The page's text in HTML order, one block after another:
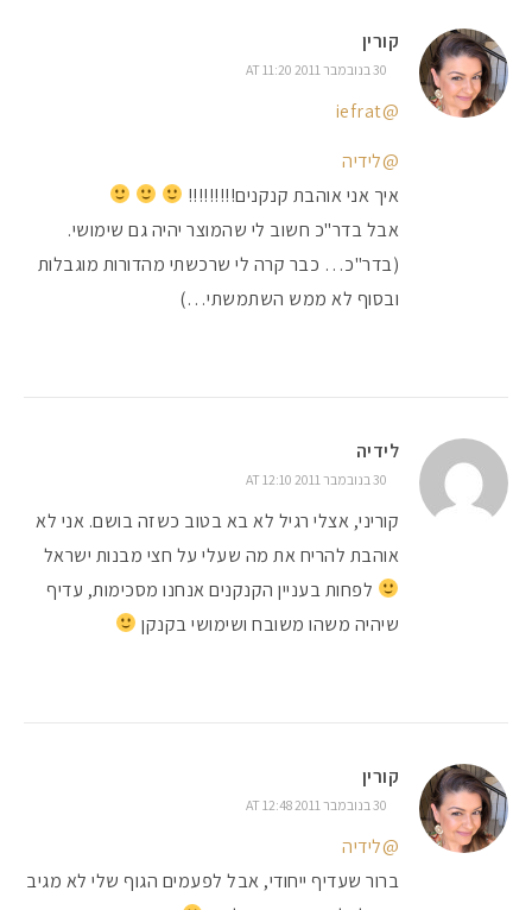
קורין
30 בנובמבר 2011 AT 11:20
@iefrat
@לידיה
איך אני אוהבת קנקנים!!!!!!!!!
אבל בדר"כ חשוב לי שהמוצר יהיה גם שימושי.
(בדר"כ… כבר קרה לי שרכשתי מהדורות מוגבלות
ובסוף לא ממש השתמשתי…)
לידיה
30 בנובמבר 2011 AT 12:10
קוריני, אצלי רגיל לא בא בטוב כשזה בושם. אני לא
אוהבת להריח את מה שעלי על חצי מבנות ישראל
לפחות בעניין הקנקנים אנחנו מסכימות, עדיף
שיהיה משהו משובח ושימושי בקנקן
קורין
30 בנובמבר 2011 AT 12:48
@לידיה
ברור שעדיף ייחודי, אבל לפעמים הגוף שלי לא מגיב